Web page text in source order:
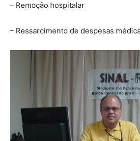
– Remoção hospitalar
– Ressarcimento de despesas